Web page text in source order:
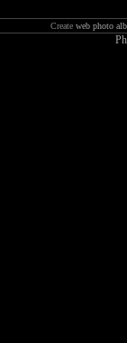
Create web photo